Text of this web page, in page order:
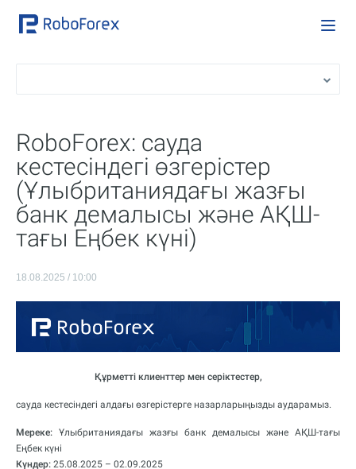
RoboForex: сауда
кестесіндегі өзгерістер
(Ұлыбританиядағы жазғы
банк демалысы және АҚШ-
тағы Еңбек күні)
18.08.2025 / 10:00
Құрметті клиенттер мен серіктестер,
сауда кестесіндегі алдағы өзгерістерге назарларыңызды аударамыз.
Мереке: Ұлыбританиядағы жазғы банк демалысы және АҚШ-тағы
Еңбек күні
Күндер: 25.08.2025 – 02.09.2025